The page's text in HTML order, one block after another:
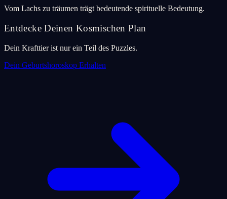
Vom Lachs zu träumen trägt bedeutende spirituelle Bedeutung.
Entdecke Deinen Kosmischen Plan
Dein Krafttier ist nur ein Teil des Puzzles.
Dein Geburtshoroskop Erhalten